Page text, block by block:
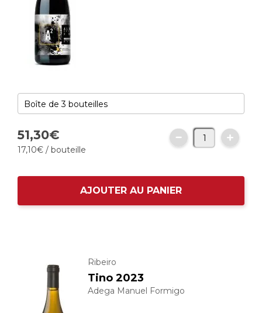
51,30€
17,10€ / bouteille
AJOUTER AU PANIER
Ribeiro
Tino 2023
Adega Manuel Formigo